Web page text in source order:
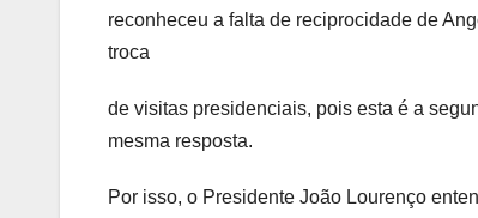
reconheceu a falta de reciprocidade de
troca
de visitas presidenciais, pois esta é a
mesma resposta.
Por isso, o Presidente João Lourenço